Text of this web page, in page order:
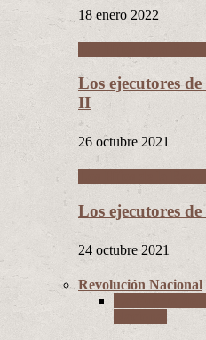
18 enero 2022
Los ejecutores
II
26 octubre 2021
Los ejecutores
24 octubre 2021
Revolución Nacional